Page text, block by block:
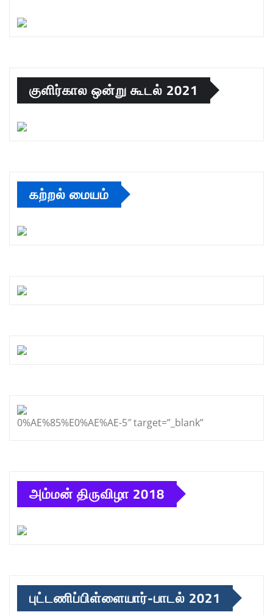
குளிர்கால ஒன்று கூடல் 2021
கற்றல் மையம்
0%AE%85%E0%AE%AE-5″ target=”_blank”
அம்மன் திருவிழா 2018
புட்டணிப்பிள்ளையார்-பாடல் 2021